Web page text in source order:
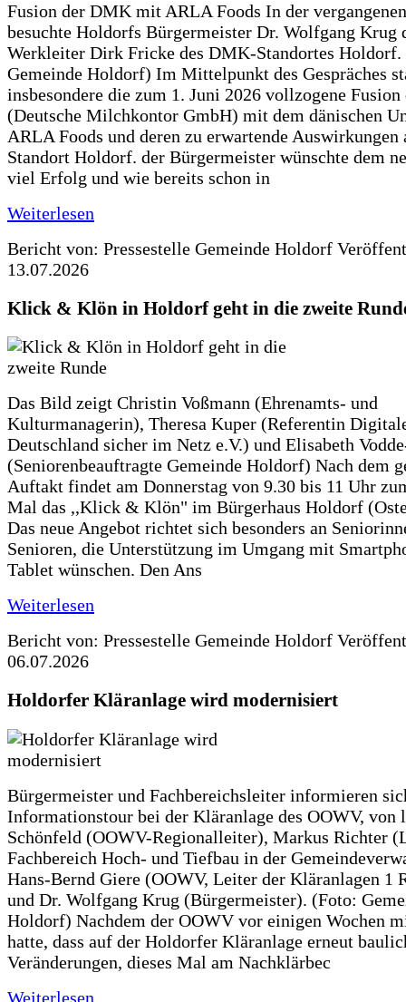
Fusion der DMK mit ARLA Foods In der
besuchte Holdorfs Bürgermeister Dr. Wolfgang Krug
Werkleiter Dirk Fricke des DMK-Standortes Holdorf.
Gemeinde Holdorf) Im Mittelpunkt des Gespräches
insbesondere die zum 1. Juni 2026 vollzogene
(Deutsche Milchkontor GmbH) mit dem dänischen
ARLA Foods und deren zu erwartende Auswirkungen
Standort Holdorf. der Bürgermeister wünschte dem
viel Erfolg und wie bereits schon in
Weiterlesen
Bericht von: Pressestelle Gemeinde Holdorf
13.07.2026
Klick & Klön in Holdorf geht in die zweite
Das Bild zeigt Christin Voßmann (Ehrenamts- und
Kulturmanagerin), Theresa Kuper (Referentin
Deutschland sicher im Netz e.V.) und Elisabeth
(Seniorenbeauftragte Gemeinde Holdorf) Nach dem
Auftakt findet am Donnerstag von 9.30 bis 11 Uhr
Mal das ,,Klick & Klön" im Bürgerhaus Holdorf
Das neue Angebot richtet sich besonders an
Senioren, die Unterstützung im Umgang mit
Tablet wünschen. Den Ans
Weiterlesen
Bericht von: Pressestelle Gemeinde Holdorf
06.07.2026
Holdorfer Kläranlage wird modernisiert
Bürgermeister und Fachbereichsleiter informieren
Informationstour bei der Kläranlage des OOWV, von
Schönfeld (OOWV-Regionalleiter), Markus Richter
Fachbereich Hoch- und Tiefbau in der
Hans-Bernd Giere (OOWV, Leiter der Kläranlagen 1
und Dr. Wolfgang Krug (Bürgermeister). (Foto:
Holdorf) Nachdem der OOWV vor einigen Wochen
hatte, dass auf der Holdorfer Kläranlage erneut
Veränderungen, dieses Mal am Nachklärbec
Weiterlesen